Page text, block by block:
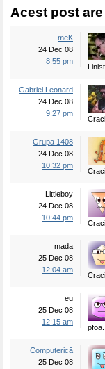
Acest post
meK
24 Dec 08
8:55 pm
Gabriel Leonard
24 Dec 08
9:27 pm
Grupa 1408
24 Dec 08
10:32 pm
Littleboy
24 Dec 08
10:44 pm
mada
25 Dec 08
12:04 am
eu
25 Dec 08
12:15 am
Computerică
25 Dec 08